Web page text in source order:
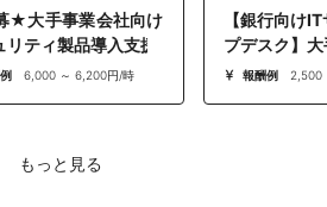
★大手事業会社向け
リティ製品導入支援
6,000 ～ 6,200円/時
【銀行向け
プデスク】
報酬例 2,500
もっと見る